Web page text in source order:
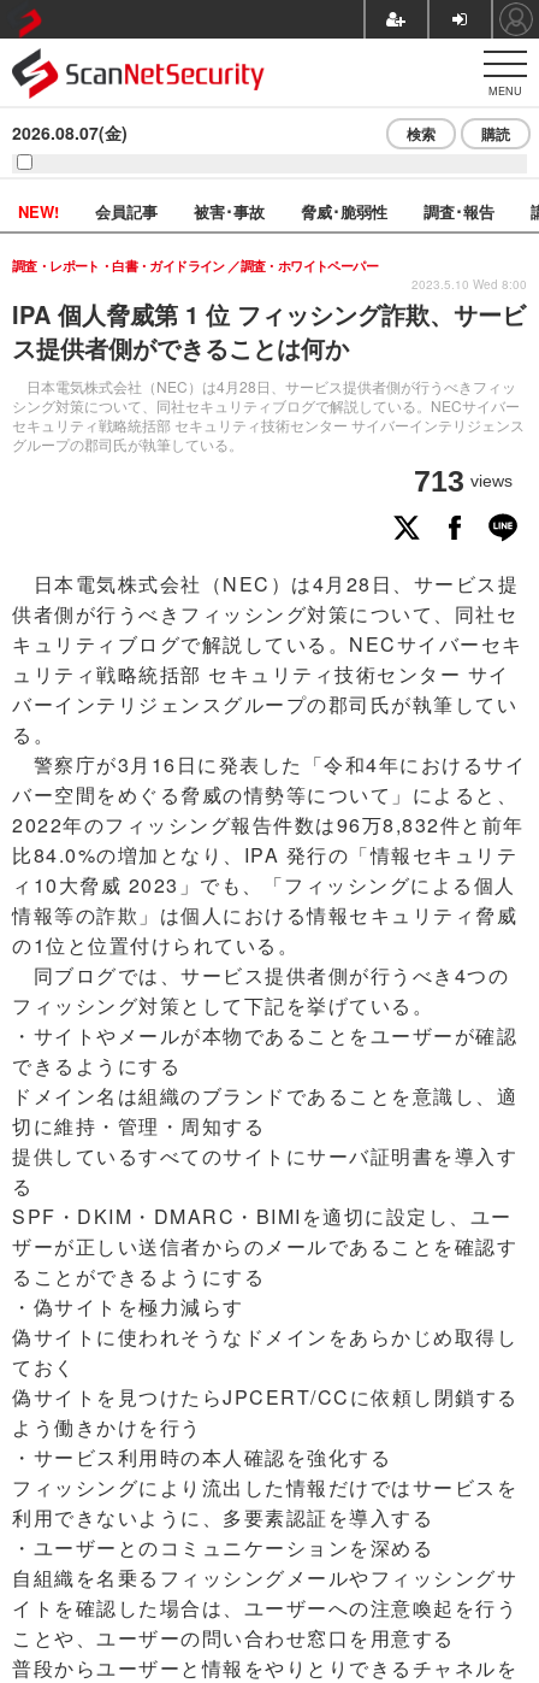
MENU
2026.08.07(金) 検索 購読
NEW! 会員記事 被害･事故 脅威･脆弱性 調査･報告
IPA 個人脅威第 1 位 フィッシング詐欺、サービ
ス提供者側ができることは何か
日本電気株式会社（NEC）は4月28日、サービス提供者側が行うべきフィッ
シング対策について、同社セキュリティブログで解説している。NECサイバー
セキュリティ戦略統括部 セキュリティ技術センター サイバーインテリジェンス
グループの郡司氏が執筆している。
調査・レポート・白書・ガイドライン 調査・ホワイトペーパー
713 views
2023.5.10 Wed 8:00
日本電気株式会社（NEC）は4月28日、サービス提
供者側が行うべきフィッシング対策について、同社セ
キュリティブログで解説している。NECサイバーセキ
ュリティ戦略統括部 セキュリティ技術センター サイ
バーインテリジェンスグループの郡司氏が執筆してい
る。
警察庁が3月16日に発表した「令和4年におけるサイ
バー空間をめぐる脅威の情勢等について」によると、
2022年のフィッシング報告件数は96万8,832件と前年
比84.0%の増加となり、IPA 発行の「情報セキュリテ
ィ10大脅威 2023」でも、「フィッシングによる個人
情報等の詐欺」は個人における情報セキュリティ脅威
の1位と位置付けられている。
同ブログでは、サービス提供者側が行うべき4つの
フィッシング対策として下記を挙げている。
・サイトやメールが本物であることをユーザーが確認
できるようにする
ドメイン名は組織のブランドであることを意識し、適
切に維持・管理・周知する
提供しているすべてのサイトにサーバ証明書を導入す
る
SPF・DKIM・DMARC・BIMIを適切に設定し、ユー
ザーが正しい送信者からのメールであることを確認す
ることができるようにする
・偽サイトを極力減らす
偽サイトに使われそうなドメインをあらかじめ取得し
ておく
偽サイトを見つけたらJPCERT/CCに依頼し閉鎖する
よう働きかけを行う
・サービス利用時の本人確認を強化する
フィッシングにより流出した情報だけではサービスを
利用できないように、多要素認証を導入する
・ユーザーとのコミュニケーションを深める
自組織を名乗るフィッシングメールやフィッシングサ
イトを確認した場合は、ユーザーへの注意喚起を行う
ことや、ユーザーの問い合わせ窓口を用意する
普段からユーザーと情報をやりとりできるチャネルを